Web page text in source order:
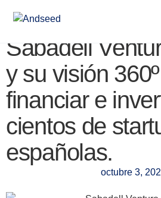
Sabadell
y su visión
financiar e
cientos de
españolas.
octubre 3,